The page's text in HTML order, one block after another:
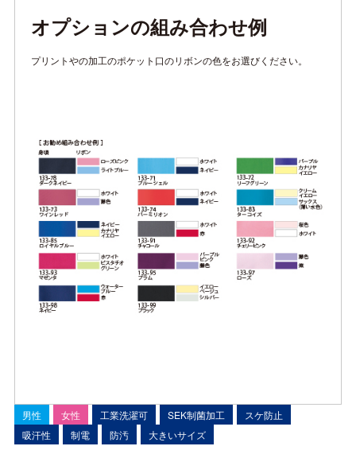
オプションの組み合わせ例
プリントやの加工のポケット口のリボンの色をお選びください。
男性 女性 工業洗濯可 SEK制菌加工
スケ防止
吸汗性
制電 防汚 大きいサイズ